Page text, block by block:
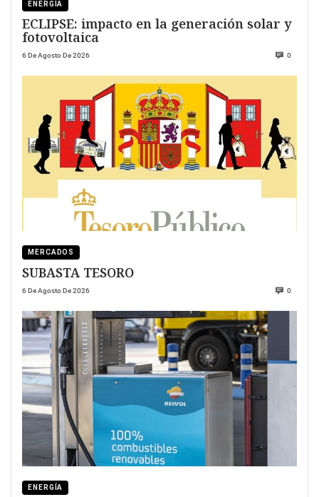
ENERGÍA
ECLIPSE: impacto en la generación solar y
fotovoltaica
6 De Agosto De 2026 0
MERCADOS
SUBASTA TESORO
6 De Agosto De 2026 0
ENERGÍA